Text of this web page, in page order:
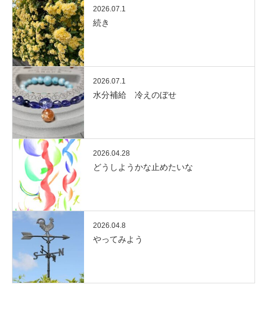
2026.07.1
続き
2026.07.1
水分補給 冷えのぼせ
2026.04.28
どうしようかな止めたいな
2026.04.8
やってみよう